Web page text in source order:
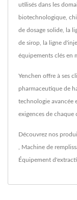
utilisés dans les
biotechnologique,
de dosage solide, la
de sirop, la ligne
équipements clés en
Yenchen offre à ses
pharmaceutique de
technologie avancée
exigences de chaque
Découvrez nos
Machine de
Équipement